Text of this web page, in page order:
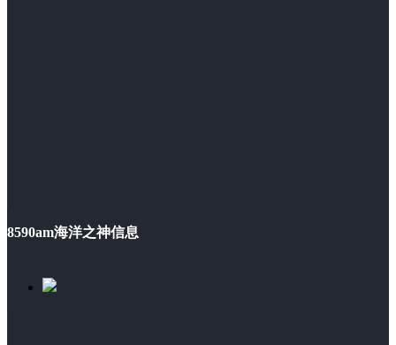
8590am海洋之神信息